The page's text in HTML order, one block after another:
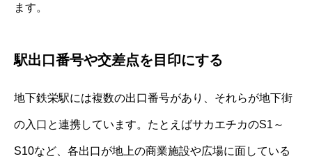
ます。
駅出口番号や交差点を目印にする
地下鉄栄駅には複数の出口番号があり、それらが地下街
の入口と連携しています。たとえばサカエチカのS1～
S10など、各出口が地上の商業施設や広場に面している